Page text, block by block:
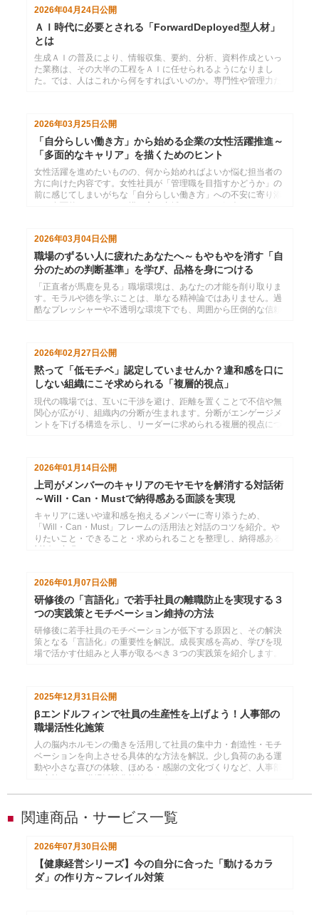
2026年04月24日公開
ＡＩ時代に必要とされる「ForwardDeployed型人材」
とは
生成ＡＩの普及により、情報収集、要約、分析、資料作成といっ
た業務は、その大半の工程をＡＩに任せられるようになりまし
た。では、人はこれから何をすればいいのか。専門性や管理力だ
って実現まで導いていけるような人材が求められるようになって
いくのではないでしょうか。
2026年03月25日 公開
「自分らしい働き方」から始める企業の女性活躍推進～
「多面的なキャリア」を描くためのヒント
女性活躍を進めたいものの、何から始めればよいか悩む担当者の
方に向けた内容です。女性社員が「管理職を目指すかどうか」の
前に感じてしまいがちな「自分らしい働き方」への不安に寄り添
2026年03月04日公開
職場のずるい人に疲れたあなたへ～もやもやを消す「自
分のための判断基準」を学び、品格を身につける
「正直者が馬鹿を見る」職場環境は、あなたの才能を削り取りま
す。モラルや徳を学ぶことは、単なる精神論ではありません。過
酷なプレッシャーや不透明な環境下でも、周囲から圧倒的な信頼
2026年02月27日 公開
黙って「低モチベ」認定していませんか？違和感を口に
しない組織にこそ求められる「複層的視点」
現代の職場では、互いに干渉を避け、距離を置くことで不信や無
関心が広がり、組織内の分断が生まれます。分断がエンゲージメ
ントを下げる構造を示し、リーダーに求められる複層的視点につ
2026年01月14日 公開
上司がメンバーのキャリアのモヤモヤを解消する対話術
～Will・Can・Mustで納得感ある面談を実現
キャリアに迷いや違和感を抱えるメンバーに寄り添うため、
「Will・Can・Must」フレームの活用法と対話のコツを紹介。や
りたいこと・できること・求められることを整理し、納得感ある
2026年01月07日公開
研修後の「言語化」で若手社員の離職防止を実現する３
つの実践策とモチベーション維持の方法
研修後に若手社員のモチベーションが低下する原因と、その解決
策となる「言語化」の重要性を解説。成長実感を高め、学びを現
場で活かす仕組みと人事が取るべき３つの実践策を紹介します。
2025年12月31日 公開
βエンドルフィンで社員の生産性を上げよう！人事部の
職場活性化施策
人の脳内ホルモンの働きを活用して社員の集中力・創造性・モチ
ベーションを向上させる具体的な方法を解説。少し負荷のある運
動や小さな喜びの体験、ほめる・感謝の文化づくりなど、人事部
■ 関連商品・サービス一覧
2026年07月30日公開
【健康経営シリーズ】今の自分に合った「動けるカラ
ダ」の作り方～フレイル対策